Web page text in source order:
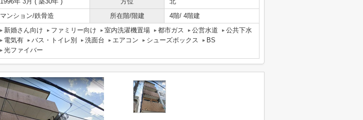
マンション/鉄骨造 所在階/階建 4階/ 4階建
新婚さん向け ファミリー向け 室内洗濯機置場 都市ガス 公営水道
公共下水
電気有
バス・トイレ別 洗面台 エアコン シューズボックス
BS
光ファイバー